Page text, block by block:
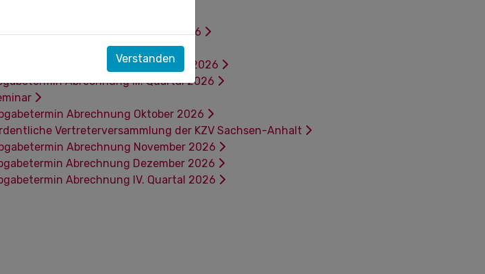
Abrechnung August 2026
des Zulassungsausschusses
Abrechnung September 2026
Abrechnung III. Quartal 2026
Abrechnung Oktober 2026
Vertreterversammlung der KZV Sachsen-Anhalt
Abrechnung November 2026
Abrechnung Dezember 2026
Abrechnung IV. Quartal 2026
Verstanden